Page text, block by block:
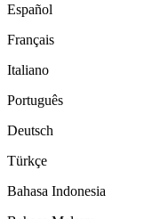
Español
Français
Italiano
Português
Deutsch
Türkçe
Bahasa Indonesia